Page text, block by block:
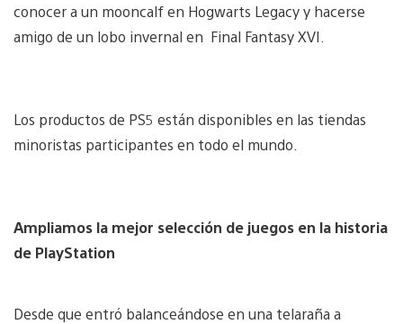
conocer a un mooncalf en Hogwarts Legacy y hacerse
amigo de un lobo invernal en Final Fantasy XVI.
Los productos de PS5 están disponibles en las tiendas
minoristas participantes en todo el mundo.
Ampliamos la mejor selección de juegos en la historia
de PlayStation
Desde que entró balanceándose en una telaraña a